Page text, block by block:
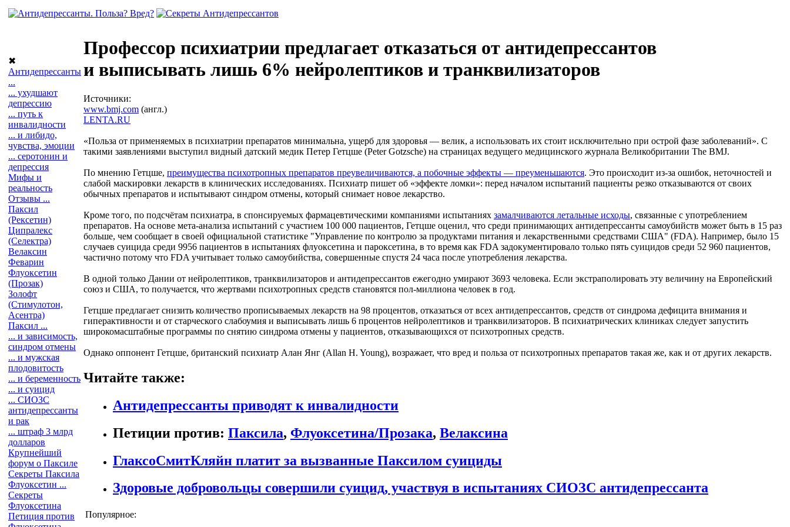
✖
Антидепрессанты
...
... ухудшают
депрессию
... путь к
инвалидности
... и либидо,
чувства, эмоции
... серотонин и
депрессия
Мифы и
реальность
Отзывы ...
Паксил
(Рексетин)
Ципралекс
(Селектра)
Велаксин
Феварин
Флуоксетин
(Прозак)
Золофт
(Стимулотон,
Асентра)
Паксил ...
... и зависимость,
синдром отмены
... и мужская
плодовитость
... и беременность
... и суицид
... СИОЗС
антидепрессанты
и рак
... штраф 3 млрд
долларов
Крупнейший
форум о Паксиле
Секреты Паксила
Флуоксетин ...
Секреты
Флуоксетина
Петиция против
Профессор психиатрии предлагает отказаться от антидепрессантов
и выписывать лишь 6% нейролептиков и транквилизаторов
Источники:
www.bmj.com (англ.)
LENTA.RU
«Польза от применяемых в психиатрии препаратов минимальна, ущерб для здоровья — велик, а использовать их стоит исключительно при острой фазе заболеваний». С
такими заявлениями выступил видный датский медик Петер Гетцше (Peter Gotzsche) на страницах ведущего медицинского журнала Великобритании The BMJ.
По мнению Гетцше, преимущества психотропных препаратов преувеличиваются, а побочные эффекты — преуменьшаются. Это происходит из-за ошибок, неточностей и
слабой маскировки лекарств в клинических исследованиях. Психиатр пишет об «эффекте ломки»: перед началом испытаний пациенты резко отказываются от своих
обычных препаратов и испытывают синдром отмены, который снимает новое лекарство.
Кроме того, по подсчётам психиатра, в спонсируемых фармацевтическими компаниями испытаниях замалчиваются летальные исходы, связанные с употреблением
препаратов. На основе мета-анализа испытаний с участием 100 000 пациентов, Гетцше оценил, что среди принимающих антидепрессанты самоубийств может быть в 15 раз
больше, чем сообщает в своей официальной статистике "Управление по контролю за продуктами питания и лекарственными средствами США" (FDA). Например, было 15
случаев суицида среди 9956 пациентов в испытаниях флуоксетина и пароксетина, в то время как FDA задокументировало только пять суицидов среди 52 960 пациентов,
частично потому что FDA учитывает только самоубийства, совершенные спустя 24 часа после употребления лекарства.
В одной только Дании от нейролептиков, транквилизаторов и антидепрессантов ежегодно умирают 3693 человека. Если экстраполировать эту величину на Европейский
союз и США, то получается, что жертвами психотропных средств становятся пол-миллиона человек в год.
Гетцше предлагает снизить количество прописываемых лекарств на 98 процентов, отказаться от всех антидепрессантов, средств от синдрома дефицита внимания и
гиперактивности и от старческого слабоумия и выписывать лишь 6 процентов нейролептиков и транквилизаторов. В психиатрических клиниках следует запустить
широкомасштабные программы по снятию синдрома отмены у пациентов, отказывающихся от психотропных средств.
Однако оппонент Гетцше, британский психиатр Алан Янг (Allan H. Young), возражает, что вред и польза от психотропных препаратов такая же, как и от других лекарств.
Читайте также:
Антидепрессанты приводят к инвалидности
Петиции против: Паксила, Флуоксетина/Прозака, Велаксина
ГлаксоСмитКляйн платит за вызванные Паксилом суициды
Здоровые добровольцы совершили суицид, участвуя в испытаниях СИОЗС антидепрессанта
Популярное: